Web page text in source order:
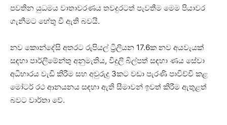
පවතින යුධමය වාතාවරණය තවදුරටත් පැවතීම මෙම පියාවර
ගැනීමට හේතු වී ඇති බවයි.
නව කොන්දේසි අතරට රුපියල් ට්‍රිලියන 17.6ක නව අයවැයක්
සඳහා පාර්ලිමේන්තු අනුමැතිය, විදුලි බිල්පත් සඳහා ණය සේවා
අධිභාරය වැඩි කිරීම සහ අවුරුදු 3කට වඩා පැරණි පාවිච්චි කළ
මෝටර් රථ ආනයනය සඳහා ඇති සීමාවන් ඉවත් කිරීම ඇතුළත්
බවට වාර්තා වේ.